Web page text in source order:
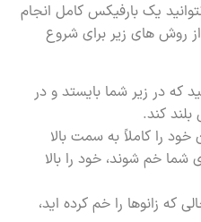
یک بارفیکس کامل انجام
روش های زیر برای شروع
که در زیر شما بایستد و در
کند.
را کاملاً به سمت بالا
خم شوند، خود را بالا
که زانوها را خم کرده اید،